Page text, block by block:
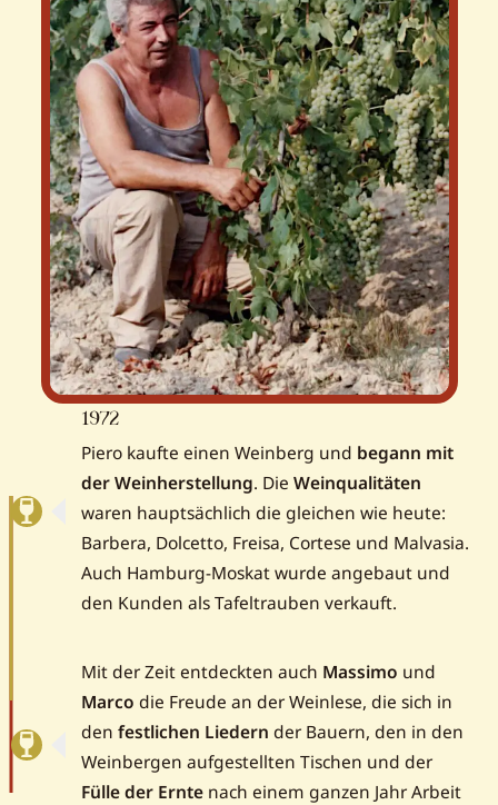
1972
Piero kaufte einen Weinberg und begann mit
der Weinherstellung. Die Weinqualitäten
waren hauptsächlich die gleichen wie heute:
Barbera, Dolcetto, Freisa, Cortese und Malvasia.
Auch Hamburg-Moskat wurde angebaut und
den Kunden als Tafeltrauben verkauft.
Mit der Zeit entdeckten auch Massimo und
Marco die Freude an der Weinlese, die sich in
den festlichen Liedern der Bauern, den in den
Weinbergen aufgestellten Tischen und der
Fülle der Ernte nach einem ganzen Jahr Arbeit